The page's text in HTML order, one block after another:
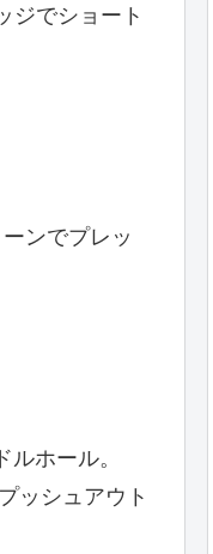
ジでショート
ンでプレッ
ホール。
ッシュアウト